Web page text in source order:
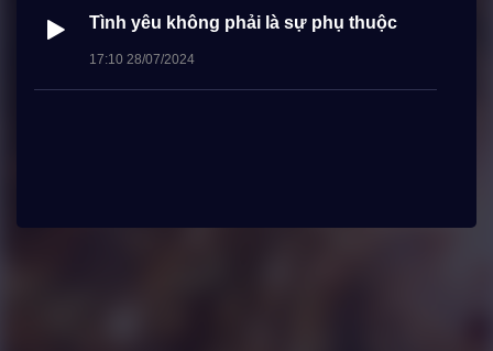
Tình yêu không phải là sự phụ thuộc
17:10 28/07/2024